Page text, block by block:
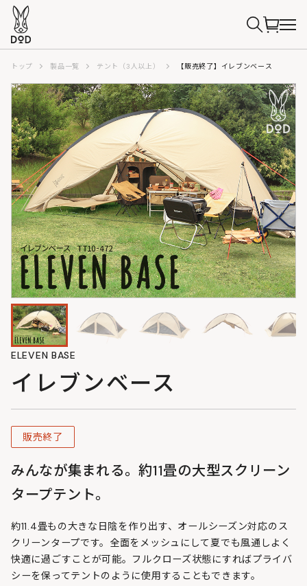
トップ 製品一覧 テント（3人以上） 【販売終了】イレブンベース
ELEVEN BASE
イレブンベース
販売終了
みんなが集まれる。約11畳の大型スクリーン
タープテント。
約11.4畳もの大きな日陰を作り出す、オールシーズン対応のス
クリーンタープです。全面をメッシュにして夏でも風通しよく
快適に過ごすことが可能。フルクローズ状態にすればプライバ
シーを保ってテントのように使用することもできます。